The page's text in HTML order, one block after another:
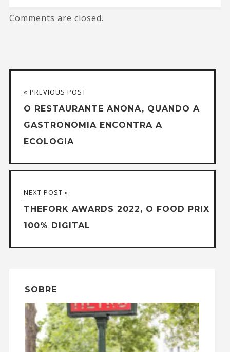
Comments are closed.
« PREVIOUS POST
O RESTAURANTE ANONA, QUANDO A
GASTRONOMIA ENCONTRA A
ECOLOGIA
NEXT POST »
THEFORK AWARDS 2022, O FOOD PRIX
100% DIGITAL
SOBRE